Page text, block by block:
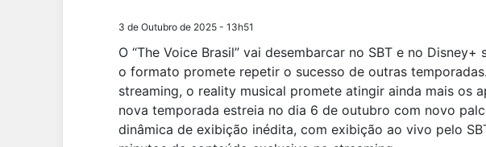
3 de Outubro de 2025 - 13h51
O “The Voice Brasil” vai desembarcar no SBT e no
o formato promete repetir o sucesso de outras
streaming, o reality musical promete atingir ainda mais os
nova temporada estreia no dia 6 de outubro com novo
dinâmica de exibição inédita, com exibição ao vivo pelo